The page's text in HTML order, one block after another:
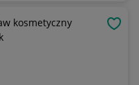
kosmetyczny